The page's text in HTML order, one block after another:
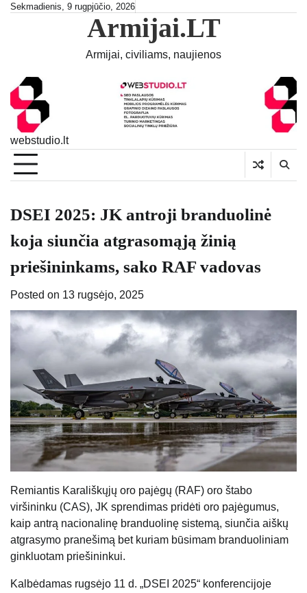
SkipSekmadienis, 9 rugpjūčio, 2026
Armijai.LT
Armijai, civiliams, naujienos
webstudio.lt
DSEI 2025: JK antroji branduolinė
koja siunčia atgrasomąją žinią
priešininkams, sako RAF vadovas
Posted on 13 rugsėjo, 2025
Remiantis Karališkųjų oro pajėgų (RAF) oro štabo
viršininku (CAS), JK sprendimas pridėti oro pajėgumus,
kaip antrą nacionalinę branduolinę sistemą, siunčia aiškų
atgrasymo pranešimą bet kuriam būsimam branduoliniam
ginkluotam priešininkui.
Kalbėdamas rugsėjo 11 d. „DSEI 2025“ konferencijoje